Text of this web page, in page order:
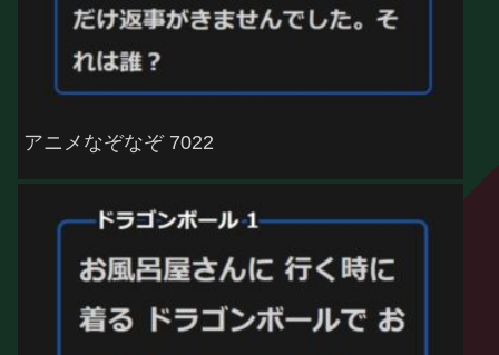
アニメなぞなぞ 7022